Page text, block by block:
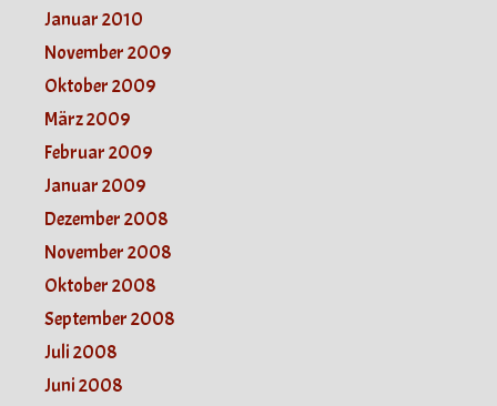
Januar 2010
November 2009
Oktober 2009
März 2009
Februar 2009
Januar 2009
Dezember 2008
November 2008
Oktober 2008
September 2008
Juli 2008
Juni 2008